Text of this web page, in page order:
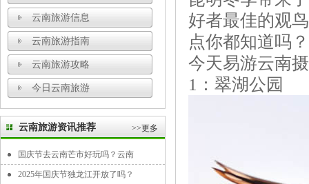
云南旅游信息
云南旅游指南
云南旅游攻略
今日云南旅游
云南旅游资讯推荐 >>更多
国庆节去云南芒市好玩吗？云南
2025年国庆节独龙江开放了吗？
好者最佳的观
点你都知道吗？
今天易游云南
1：翠湖公园